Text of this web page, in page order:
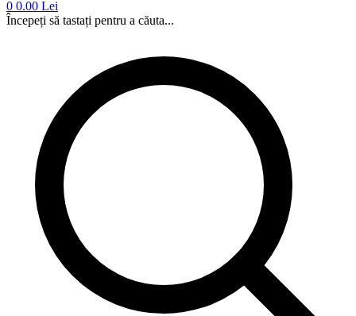
0 0.00 Lei
Începeți să tastați pentru a căuta...